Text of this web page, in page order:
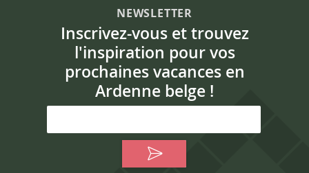
NEWSLETTER
Inscrivez-vous et trouvez
l'inspiration pour vos
prochaines vacances en
Ardenne belge !